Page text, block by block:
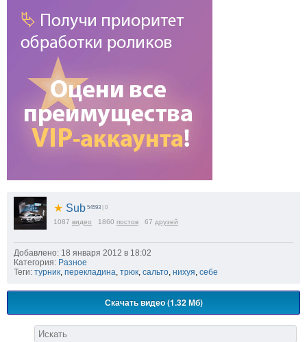
★ Sub 54593 | 0
1087 видео 1860 постов 67 друзей
Добавлено: 18 января 2012 в 18:02
Категория: Разное
Теги: турник, перекладина, трюк, сальто, нихуя, себе
Скачать видео (1.32 Мб)